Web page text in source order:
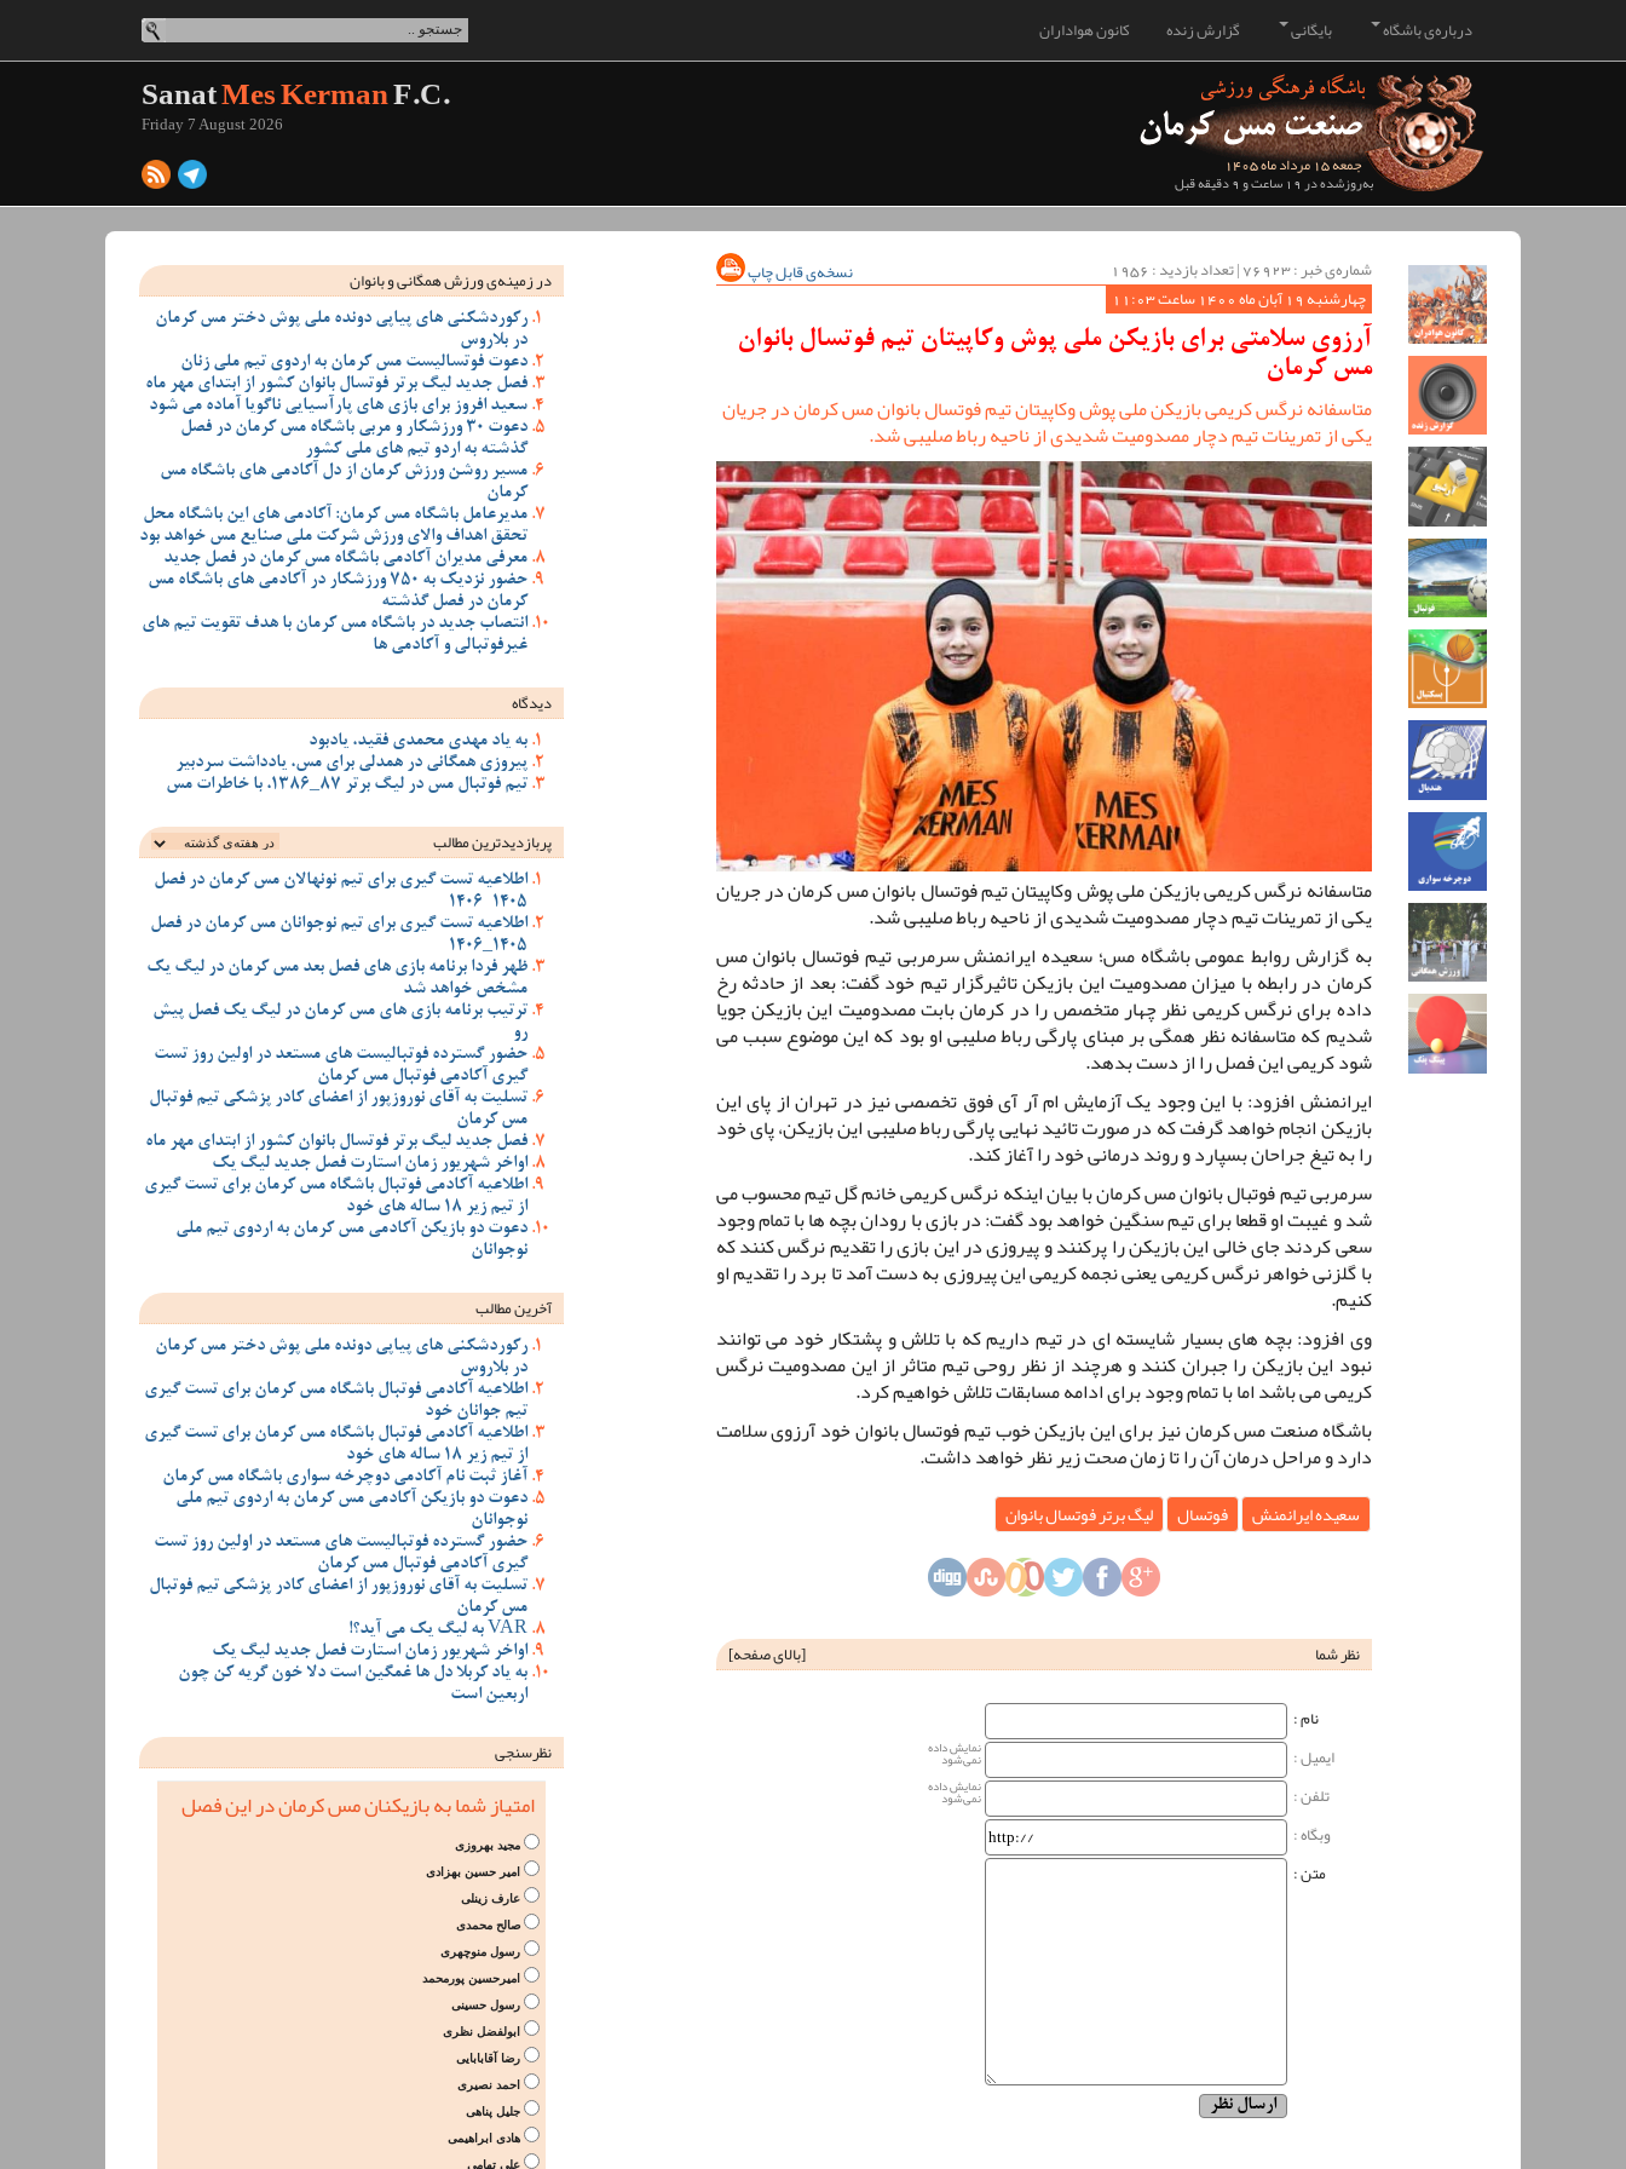
کانون هواداران گزارش زنده بایگانی درباره‌ی باشگاه
جمعه 15 مرداد ماه 1405
به‌روزشده در 19 ساعت و 9 دقیقه قبل
SanatMes KermanF.C.
Friday 7 August 2026
شماره‌ی خبر : ‌76923 | تعداد بازدید : 1956
نسخه‌ی قابل چاپ
چهارشنبه 19 آبان ماه 1400 ساعت 11:03
آرزوی سلامتی برای بازیکن ملی پوش وکاپیتان تیم فوتسال بانوان
مس کرمان
متاسفانه نرگس کریمی بازیکن ملی پوش وکاپیتان تیم فوتسال بانوان مس کرمان در جریان
یکی از تمرینات تیم دچار مصدومیت شدیدی از ناحیه رباط صلیبی شد.
متاسفانه نرگس کریمی بازیکن ملی پوش وکاپیتان تیم فوتسال بانوان مس کرمان در جریان
یکی از تمرینات تیم دچار مصدومیت شدیدی از ناحیه رباط صلیبی شد.
به گزارش روابط عمومی باشگاه مس؛ سعیده ایرانمنش سرمربی تیم فوتسال بانوان مس
کرمان در رابطه با میزان مصدومیت این بازیکن تاثیرگزار تیم خود گفت: بعد از حادثه رخ
داده برای نرگس کریمی نظر چهار متخصص را در کرمان بابت مصدومیت این بازیکن جویا
شدیم که متاسفانه نظر همگی بر مبنای پارگی رباط صلیبی او بود که این موضوع سبب می
شود کریمی این فصل را از دست بدهد.
ایرانمنش افزود: با این وجود یک آزمایش ام آر آی فوق تخصصی نیز در تهران از پای این
بازیکن انجام خواهد گرفت که در صورت تائید نهایی پارگی رباط صلیبی این بازیکن، پای خود
را به تیغ جراحان بسپارد و روند درمانی خود را آغاز کند.
سرمربی تیم فوتبال بانوان مس کرمان با بیان اینکه نرگس کریمی خانم گل تیم محسوب می
شد و غیبت او قطعا برای تیم سنگین خواهد بود گفت: در بازی با رودان بچه ها با تمام وجود
سعی کردند جای خالی این بازیکن را پرکنند و پیروزی در این بازی را تقدیم نرگس کنند که
با گلزنی خواهر نرگس کریمی یعنی نجمه کریمی این پیروزی به دست آمد تا برد را تقدیم او
کنیم.
وی افزود: بچه های بسیار شایسته ای در تیم داریم که با تلاش و پشتکار خود می توانند
نبود این بازیکن را جبران کنند و هرچند از نظر روحی تیم متاثر از این مصدومیت نرگس
کریمی می باشد اما با تمام وجود برای ادامه مسابقات تلاش خواهیم کرد.
باشگاه صنعت مس کرمان نیز برای این بازیکن خوب تیم فوتسال بانوان خود آرزوی سلامت
دارد و مراحل درمان آن را تا زمان صحت زیر نظر خواهد داشت.
سعیده ایرانمنش فوتسال لیگ برتر فوتسال بانوان
نظر شما [بالای صفحه]
نام‌ :
ایمیل :
نمایش داده
نمی‌شود
تلفن : نمایش داده
نمی‌شود
وبگاه‌ :
متن :
در زمینه‌ی ورزش همگانی و بانوان
رکوردشکنی های پیاپی دونده ملی پوش دختر مس کرمان
در بلاروس
دعوت فوتسالیست مس کرمان به اردوی تیم ملی زنان
فصل جدید لیگ برتر فوتسال بانوان کشور از ابتدای مهر ماه
سعید افروز برای بازی های پارآسیایی ناگویا آماده می شود
دعوت 30 ورزشکار و مربی باشگاه مس کرمان در فصل
گذشته به اردو تیم های ملی کشور
مسیر روشن ورزش کرمان از دل آکادمی های باشگاه مس
کرمان
مدیرعامل باشگاه مس کرمان: آکادمی های این باشگاه محل
تحقق اهداف والای ورزش شرکت ملی صنایع مس خواهد بود
معرفی مدیران آکادمی باشگاه مس کرمان در فصل جدید
حضور نزدیک به 750 ورزشکار در آکادمی های باشگاه مس
کرمان در فصل گذشته
انتصاب جدید در باشگاه مس کرمان با هدف تقویت تیم‌ های
غیرفوتبالی و آکادمی‌ ها
دیدگاه
به یاد مهدی محمدی فقید، یادبود
پیروزی همگانی در همدلی برای مس، یادداشت سردبیر
تیم فوتبال مس در لیگ برتر 87_1386، با خاطرات مس
پربازدیدترین‌ مطالب
اطلاعیه تست گیری برای تیم نونهالان مس کرمان در فصل
1405-1406
اطلاعیه تست گیری برای تیم نوجوانان مس کرمان در فصل
1405_1406
ظهر فردا برنامه بازی های فصل بعد مس کرمان در لیگ یک
مشخص خواهد شد
ترتیب برنامه بازی های مس کرمان در لیگ یک فصل پیش
رو
حضور گسترده فوتبالیست های مستعد در اولین روز تست
گیری آکادمی فوتبال مس کرمان
تسلیت به آقای نوروزپور از اعضای کادر پزشکی تیم فوتبال
مس کرمان
فصل جدید لیگ برتر فوتسال بانوان کشور از ابتدای مهر ماه
اواخر شهریور زمان استارت فصل جدید لیگ یک
اطلاعیه آکادمی فوتبال باشگاه مس کرمان برای تست گیری
از تیم زیر 18 ساله های خود
دعوت دو بازیکن آکادمی مس کرمان به اردوی تیم ملی
نوجوانان
آخرین مطالب
رکوردشکنی های پیاپی دونده ملی پوش دختر مس کرمان
در بلاروس
اطلاعیه آکادمی فوتبال باشگاه مس کرمان برای تست گیری
تیم جوانان خود
اطلاعیه آکادمی فوتبال باشگاه مس کرمان برای تست گیری
از تیم زیر 18 ساله های خود
آغاز ثبت نام آکادمی دوچرخه سواری باشگاه مس کرمان
دعوت دو بازیکن آکادمی مس کرمان به اردوی تیم ملی
نوجوانان
حضور گسترده فوتبالیست های مستعد در اولین روز تست
گیری آکادمی فوتبال مس کرمان
تسلیت به آقای نوروزپور از اعضای کادر پزشکی تیم فوتبال
مس کرمان
VAR به لیگ یک می آید؟!
اواخر شهریور زمان استارت فصل جدید لیگ یک
به یاد کربلا دل ها غمگین است دلا خون گریه کن چون
اربعین است
نظرسنجی
امتیاز شما به بازیکنان مس کرمان در این فصل
مجید بهروزی
امیر حسین بهزادی
عارف زینلی
صالح محمدی
رسول منوچهری
امیرحسین پورمحمد
رسول حسینی
ابولفضل نظری
رضا آقابابایی
احمد نصیری
جلیل پناهی
هادی ابراهیمی
علی تهامی